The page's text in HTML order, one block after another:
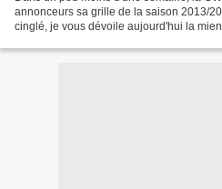
annonceurs sa grille de la saison 2013/
cinglé, je vous dévoile aujourd'hui la